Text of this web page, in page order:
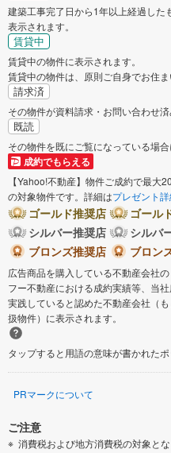
建築工事完了日から1年以上経過した
表示されます。
賃貸中
賃貸中の物件に表示されます。
賃貸中の物件は、原則ご自身でお住ま
請求済
その物件が資料請求・お問い合わせ済
既読
その物件を既にご覧になっている場合
成約でもらえる
【Yahoo!不動産】物件ご成約で最大
の対象物件です。詳細はプレゼント詳
ゴールド推奨店
ゴール
シルバー推奨店
シルバ
ブロンズ推奨店
ブロン
広告商品を購入している不動産会社
フー不動産における成約実績等、当
実践していると認めた不動産会社（
扱物件）に表示されます。
タップすると用語の意味が書かれたポ
PRマークについて
ご注意
消費税および地方消費税の対象と